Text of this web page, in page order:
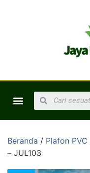
Beranda / Plafon PVC
– JUL103